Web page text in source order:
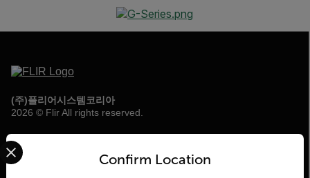
(주)플리어시스템코리아
2026 © Flir All rights reserved.
소프트웨어안내 Confirm Location
Select your preferred country and language from the